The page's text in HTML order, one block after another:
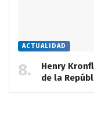
ACTUALIDAD
Henry
de la